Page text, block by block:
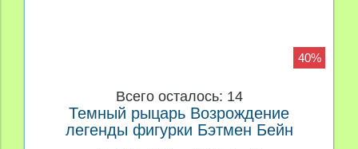
40%
Всего осталось: 14
Темный рыцарь Возрождение
легенды фигурки Бэтмен Бейн